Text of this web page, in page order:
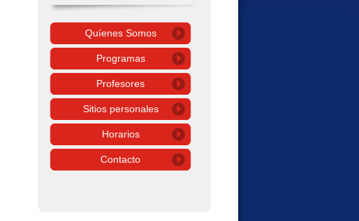
Quíenes Somos
Programas
Profesores
Sitios personales
Horarios
Contacto